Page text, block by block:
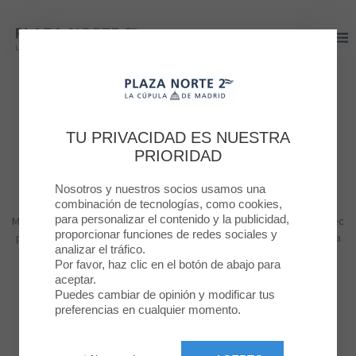
Plaza Norte 2 Blog
#Animadores
Morbi vitae posuere odio. Aliquam suscipit quam eu metus lacinia, nec
posuere felis vestibulum. Suspendisse quis velit vel mauris pharetra
accumsan ac eget lorem.
TU PRIVACIDAD ES NUESTRA
PRIORIDAD
Nosotros y nuestros socios usamos una
combinación de tecnologías, como cookies,
para personalizar el contenido y la publicidad,
proporcionar funciones de redes sociales y
analizar el tráfico.
Por favor, haz clic en el botón de abajo para
aceptar.
Puedes cambiar de opinión y modificar tus
preferencias en cualquier momento.